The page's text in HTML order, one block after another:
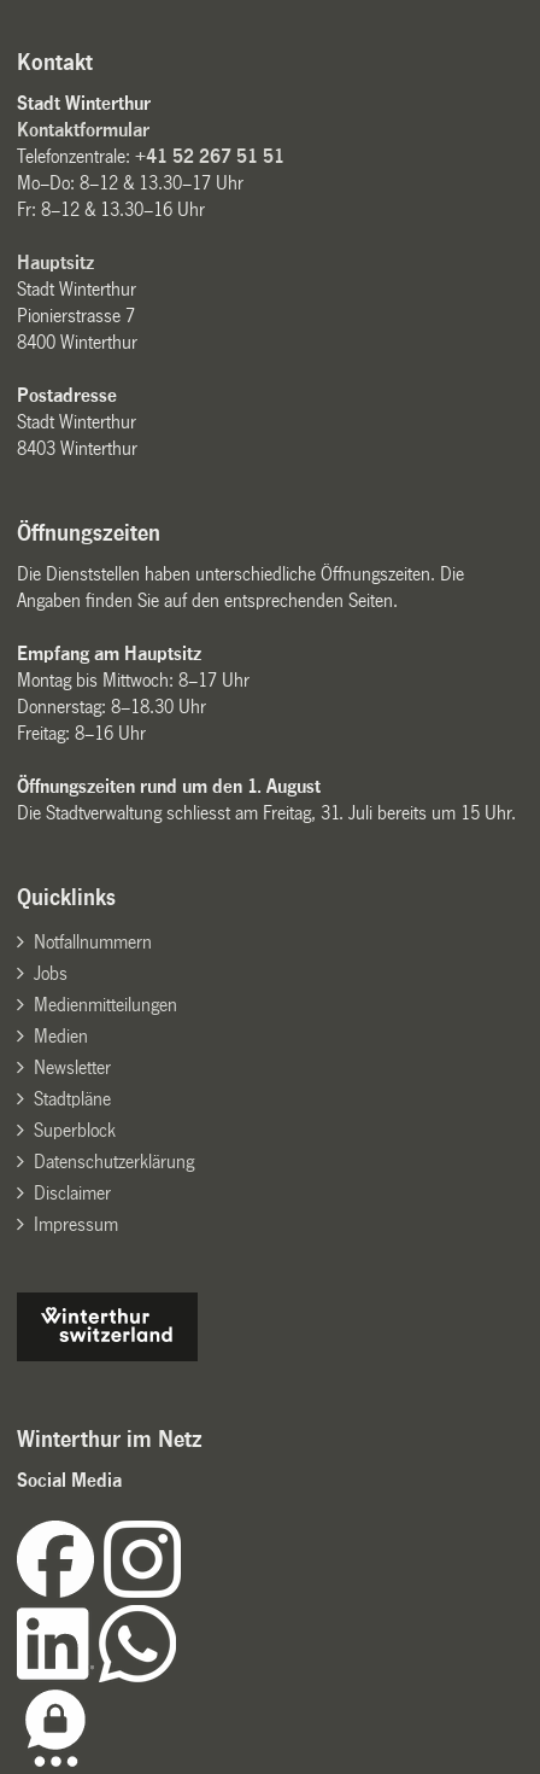
Kontakt
Stadt Winterthur
Kontaktformular
Telefonzentrale:+41 52 267 51 51
Mo–Do: 8–12 & 13.30–17 Uhr
Fr: 8–12 & 13.30–16 Uhr
Hauptsitz
Stadt Winterthur
Pionierstrasse 7
8400 Winterthur
Postadresse
Stadt Winterthur
8403 Winterthur
Öffnungszeiten
Die Dienststellen haben unterschiedliche Öffnungszeiten. Die
Angaben finden Sie auf den entsprechenden Seiten.
Empfang am Hauptsitz
Montag bis Mittwoch: 8–17 Uhr
Donnerstag: 8–18.30 Uhr
Freitag: 8–16 Uhr
Öffnungszeiten rund um den 1. August
Die Stadtverwaltung schliesst am Freitag, 31. Juli bereits um 15 Uhr.
Quicklinks
Notfallnummern
Jobs
Medienmitteilungen
Medien
Newsletter
Stadtpläne
Superblock
Datenschutzerklärung
Disclaimer
Impressum
Winterthur im Netz
Social Media